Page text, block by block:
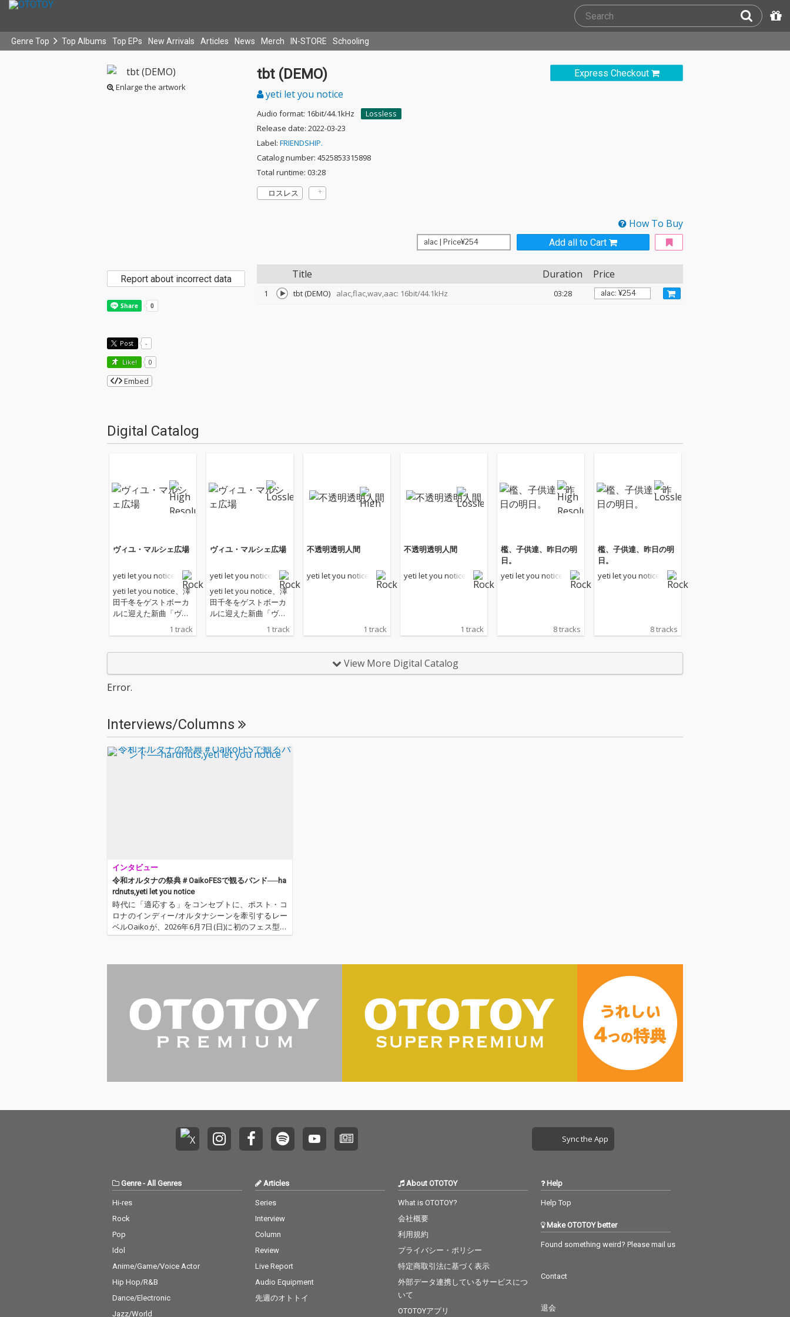
Genre Top Top Albums Top EPs New Arrivals Articles News Merch IN-STORE Schooling
Enlarge the artwork
Express Checkout
tbt (DEMO)
yeti let you notice
Audio format: 16bit/44.1kHz
Lossless
Release date: 2022-03-23
Label: FRIENDSHIP.
Catalog number: 4525853315898
Total runtime: 03:28
ロスレス
How To Buy
Add all to Cart
Title Duration Price
1 tbt (DEMO) alac,flac,wav,aac: 16bit/44.1kHz 03:28
Report about incorrect data
Post -
Like! 0
Embed
Digital Catalog
ヴィユ・マルシェ広場
yeti let you notice
yeti let you notice、澤
田千冬をゲストボーカ
ルに迎えた新曲「ヴィ
リース 多くの映画や作
ユ・マルシェ広場」を
めた熱気を放つ楽曲と
なっている。
1 track
ヴィユ・マルシェ広場
yeti let you notice
yeti let you notice、澤
田千冬をゲストボーカ
ルに迎えた新曲「ヴィ
リース 多くの映画や作
めた熱気を放つ楽曲と
なっている。
1 track
不透明透明人間
yeti let you notice
1 track
不透明透明人間
yeti let you notice
1 track
檻、子供達、昨日の明
日。
yeti let you notice
8 tracks
檻、子供達、昨日の明
日。
yeti let you notice
8 tracks
View More Digital Catalog
Error.
Interviews/Columns
インタビュー
令和オルタナの祭典＃OaikoFESで観るバンド──ha
rdnuts,yeti let you notice
時代に「適応する」をコンセプトに、ポスト・コ
ロナのインディー/オルタナシーンを牽引するレー
ベルOaikoが、2026年6月7日(日)に初のフェス型イ
ベント〈OaikoFES2026〉を開催。今回OTOTOYで
Sync the App
Genre- All Genres
Hi-res
Rock
Pop
Idol
Anime/Game/Voice Actor
Hip Hop/R&B
Dance/Electronic
Jazz/World
Articles
Series
Interview
Column
Review
Live Report
Audio Equipment
先週のオトトイ
About OTOTOY
What is OTOTOY?
会社概要
利用規約
プライバシー・ポリシー
特定商取引法に基づく表示
外部データ連携しているサービスにつ
いて
OTOTOYアプリ
Help
Help Top
Make OTOTOY better
Found something weird? Please mail us
Contact
退会